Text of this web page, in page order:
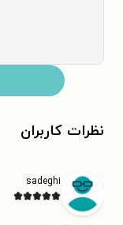
نظرات کاربران
sadeghi